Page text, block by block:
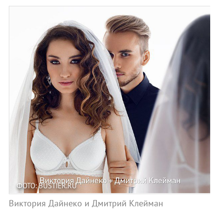
ФОТО: BUSTIER.RU
Виктория Дайнеко и Дмитрий Клейман